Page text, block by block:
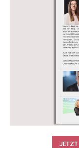
JETZT